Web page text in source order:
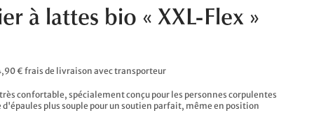
à lattes bio « XXL-Flex »
€ frais de livraison avec transporteur
confortable, spécialement conçu pour les personnes corpulentes
d'épaules plus souple pour un soutien parfait, même en position